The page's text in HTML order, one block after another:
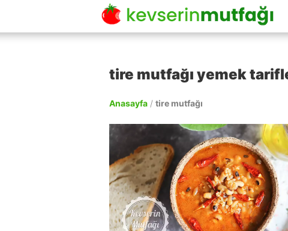
tire mutfağı yemek
Anasayfa / tire mutfağı